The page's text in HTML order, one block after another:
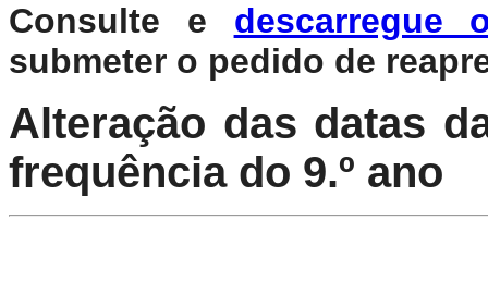
Consulte e descarregue
submeter o pedido de
Alteração das datas
frequência do 9.º ano